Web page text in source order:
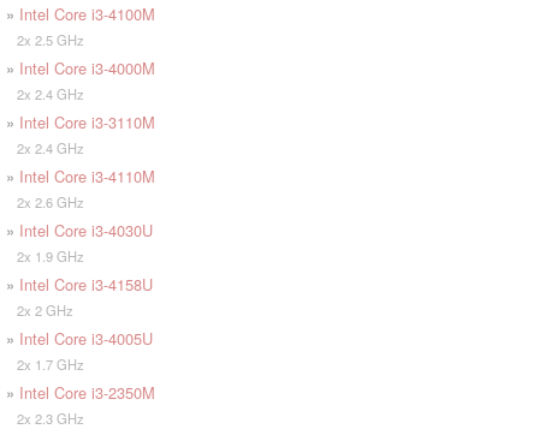
» Intel Core i3-4100M
2x 2.5 GHz
» Intel Core i3-4000M
2x 2.4 GHz
» Intel Core i3-3110M
2x 2.4 GHz
» Intel Core i3-4110M
2x 2.6 GHz
» Intel Core i3-4030U
2x 1.9 GHz
» Intel Core i3-4158U
2x 2 GHz
» Intel Core i3-4005U
2x 1.7 GHz
» Intel Core i3-2350M
2x 2.3 GHz